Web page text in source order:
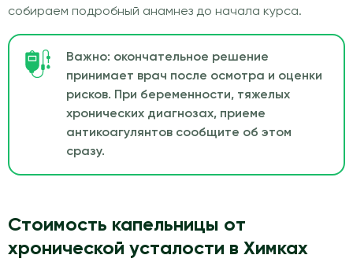
собираем подробный анамнез до начала курса.
Важно: окончательное решение
принимает врач после осмотра и оценки
рисков. При беременности, тяжелых
хронических диагнозах, приеме
антикоагулянтов сообщите об этом
сразу.
Стоимость капельницы от
хронической усталости в Химках